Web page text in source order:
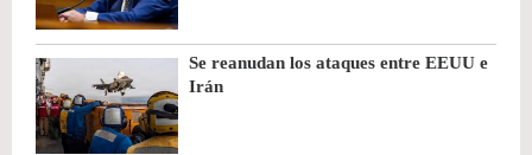
Se reanudan los ataques entre EEUU e
Irán